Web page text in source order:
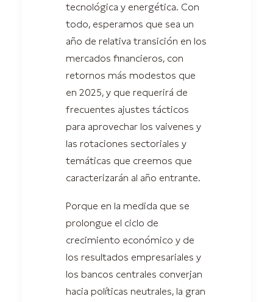
tecnológica y energética. Con
todo, esperamos que sea un
año de relativa transición en los
mercados financieros, con
retornos más modestos que
en 2025, y que requerirá de
frecuentes ajustes tácticos
para aprovechar los vaivenes y
las rotaciones sectoriales y
temáticas que creemos que
caracterizarán al año entrante.
Porque en la medida que se
prolongue el ciclo de
crecimiento económico y de
los resultados empresariales y
los bancos centrales converjan
hacia políticas neutrales, la gran